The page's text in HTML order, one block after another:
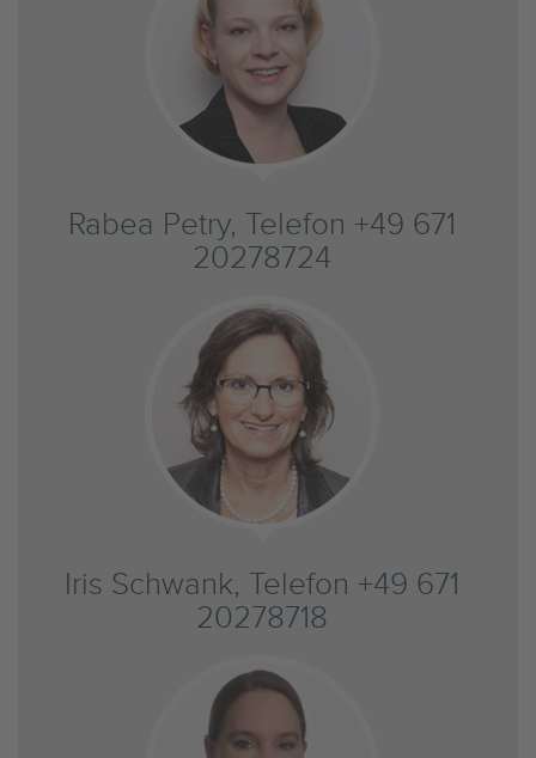
Rabea Petry, Telefon +49 671
20278724
Iris Schwank, Telefon +49 671
20278718